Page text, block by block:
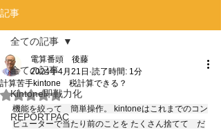
記事
全ての記事
Kintone即戦力化
REPORTPAC
全ての記事
計算苦手kintone 税計算できる？
電算番頭 後藤
2024年4月21日 読了時間: 1分
5つ星のうちNaNと評価されています。
機能を絞って　簡単操作。 kintoneはこれまでのコン
ピューターで当たり前のことを たくさん捨てて　だ